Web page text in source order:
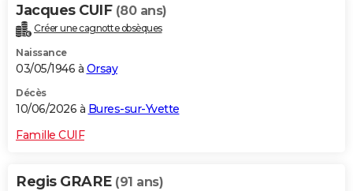
Jacques CUIF (80 ans)
Créer une cagnotte obsèques
Naissance
03/05/1946 à Orsay
Décès
10/06/2026 à Bures-sur-Yvette
Famille CUIF
Regis GRARE (91 ans)